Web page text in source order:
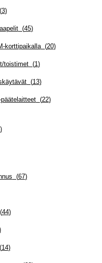
3)
(45)
korttipaikalla(20)
toistimet(1)
(13)
(22)
)
(67)
44)
14)